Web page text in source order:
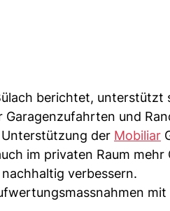
berichtet, unterstützt
Garagenzufahrten und
der Mobiliar
im privaten Raum
verbessern.